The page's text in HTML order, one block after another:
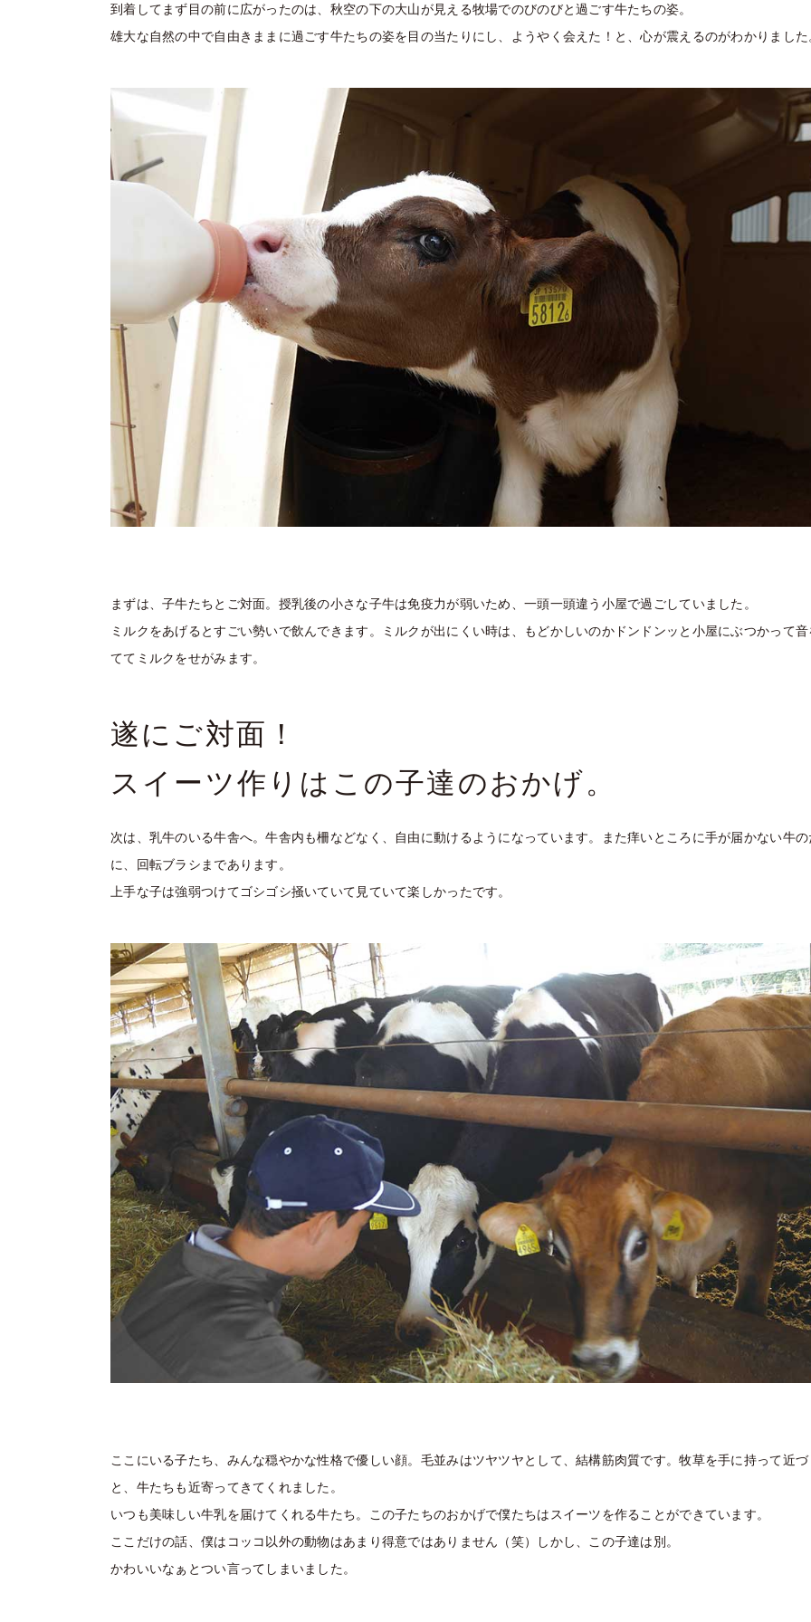
到着してまず目の前に広がったのは、秋空の下の大山が見える牧場でのびのびと過ごす牛たちの姿。
雄大な自然の中で自由きままに過ごす牛たちの姿を目の当たりにし、ようやく会えた！と、心が震えるのがわかりました
まずは、子牛たちとご対面。授乳後の小さな子牛は免疫力が弱いため、一頭一頭違う小屋で過ごしていました。
ミルクをあげるとすごい勢いで飲んできます。ミルクが出にくい時は、もどかしいのかドンドンッと小屋にぶつかって
ててミルクをせがみます。
遂にご対面！
スイーツ作りはこの子達のおかげ。
次は、乳牛のいる牛舎へ。牛舎内も柵などなく、自由に動けるようになっています。また痒いところに手が届かない牛
に、回転ブラシまであります。
上手な子は強弱つけてゴシゴシ掻いていて見ていて楽しかったです。
ここにいる子たち、みんな穏やかな性格で優しい顔。毛並みはツヤツヤとして、結構筋肉質です。牧草を手に持って近づ
と、牛たちも近寄ってきてくれました。
いつも美味しい牛乳を届けてくれる牛たち。この子たちのおかげで僕たちはスイーツを作ることができています。
ここだけの話、僕はコッコ以外の動物はあまり得意ではありません（笑）しかし、この子達は別。
かわいいなぁとつい言ってしまいました。